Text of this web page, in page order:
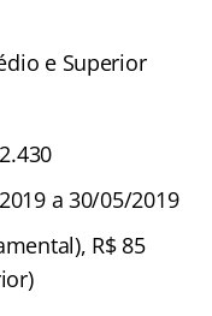
e Superior
a 30/05/2019
R$ 85